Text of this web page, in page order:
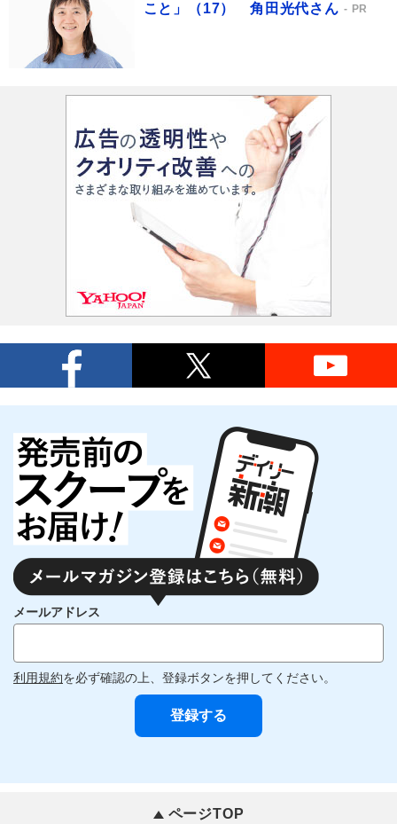
こと」（17） 角田光代さん
PR
メールアドレス
利用規約を必ず確認の上、登録ボタンを押してください。
ページTOP